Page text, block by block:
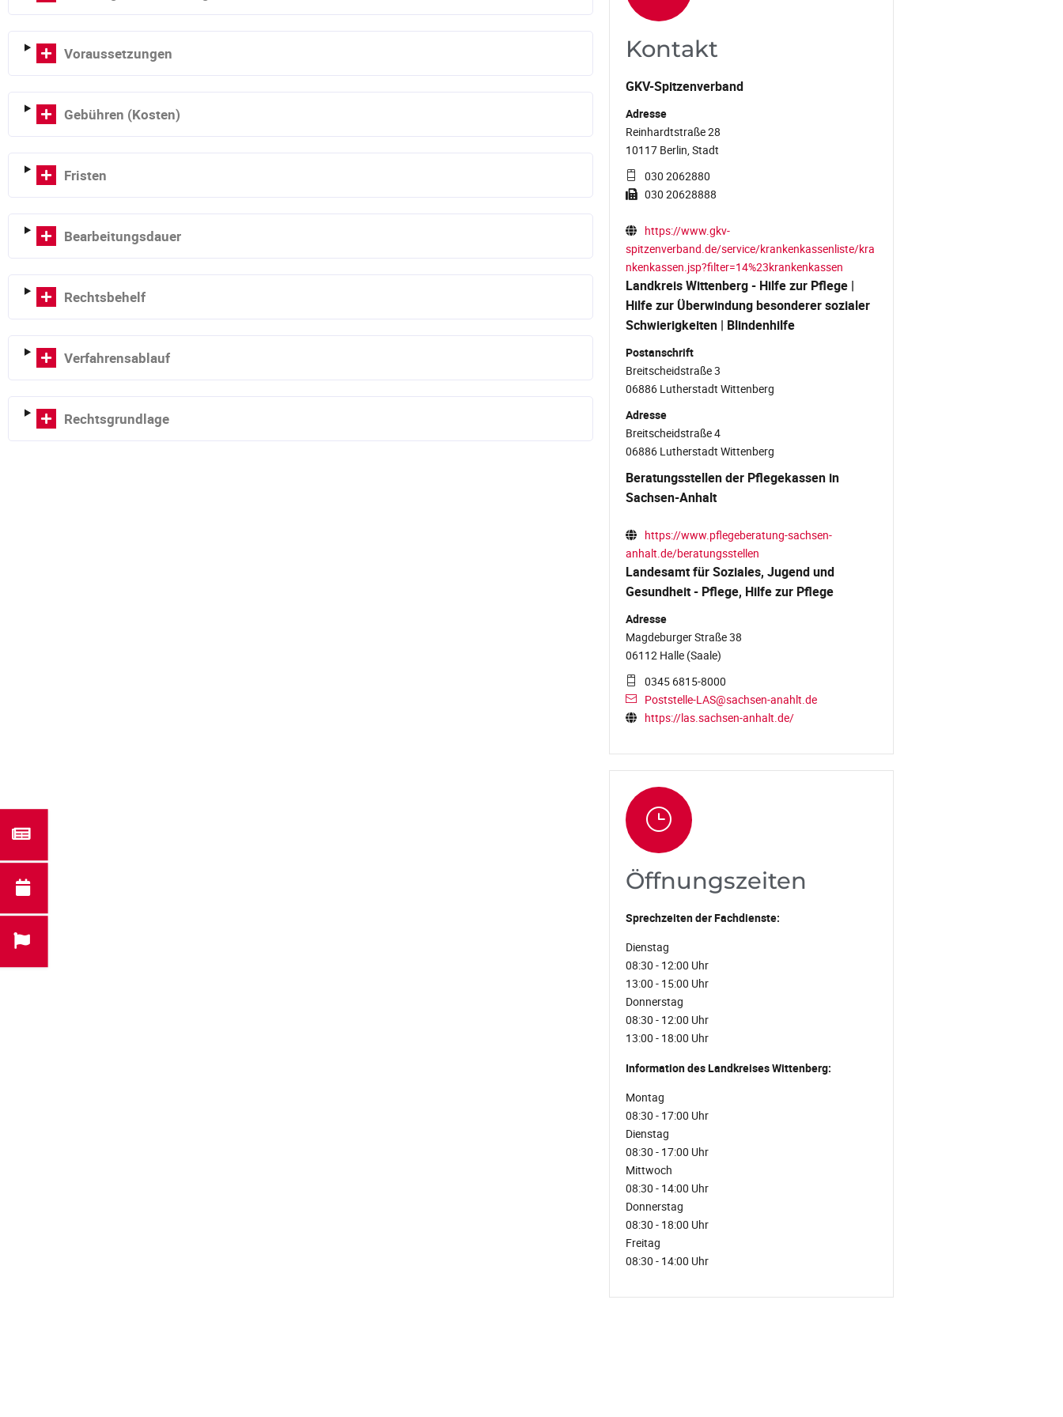
Voraussetzungen
Gebühren (Kosten)
Fristen
Bearbeitungsdauer
Rechtsbehelf
Verfahrensablauf
Rechtsgrundlage
Kontakt
GKV-Spitzenverband
Adresse
Reinhardtstraße 28
10117 Berlin, Stadt
030 2062880
030 20628888
https://www.gkv-
spitzenverband.de/service/krankenkassenliste/kra
nkenkassen.jsp?filter=14%23krankenkassen
Landkreis Wittenberg - Hilfe zur Pflege |
Hilfe zur Überwindung besonderer sozialer
Schwierigkeiten | Blindenhilfe
Postanschrift
Breitscheidstraße 3
06886 Lutherstadt Wittenberg
Adresse
Breitscheidstraße 4
06886 Lutherstadt Wittenberg
Beratungsstellen der Pflegekassen in
Sachsen-Anhalt
https://www.pflegeberatung-sachsen-
anhalt.de/beratungsstellen
Landesamt für Soziales, Jugend und
Gesundheit - Pflege, Hilfe zur Pflege
Adresse
Magdeburger Straße 38
06112 Halle (Saale)
0345 6815-8000
Poststelle-LAS@sachsen-anahlt.de
https://las.sachsen-anhalt.de/
Öffnungszeiten
Sprechzeiten der Fachdienste:
Dienstag
08:30 - 12:00 Uhr
13:00 - 15:00 Uhr
Donnerstag
08:30 - 12:00 Uhr
13:00 - 18:00 Uhr
Information des Landkreises Wittenberg:
Montag
08:30 - 17:00 Uhr
Dienstag
08:30 - 17:00 Uhr
Mittwoch
08:30 - 14:00 Uhr
Donnerstag
08:30 - 18:00 Uhr
Freitag
08:30 - 14:00 Uhr